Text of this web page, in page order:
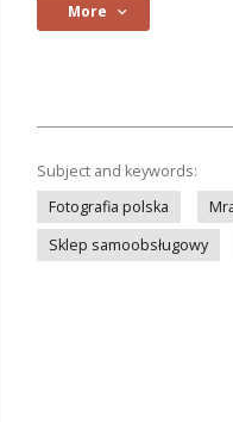
More
Subject and keywords:
Fotografia polska
Sklep samoobsługowy